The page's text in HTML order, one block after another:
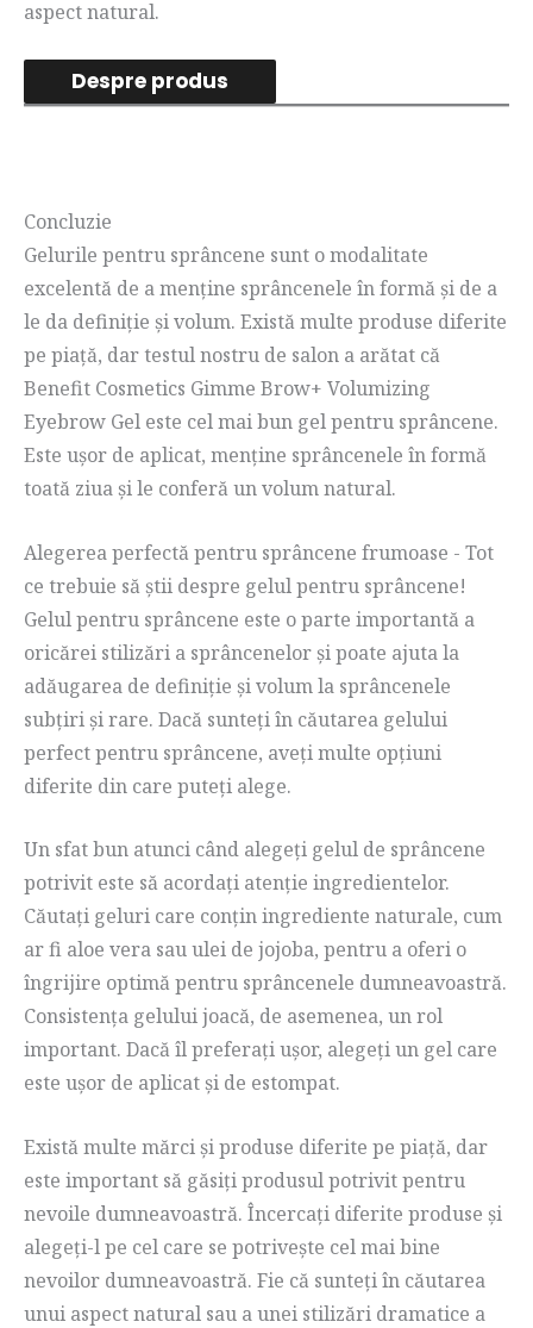
aspect natural.
Despre produs
Concluzie
Gelurile pentru sprâncene sunt o modalitate
excelentă de a menține sprâncenele în formă și de a
le da definiție și volum. Există multe produse diferite
pe piață, dar testul nostru de salon a arătat că
Benefit Cosmetics Gimme Brow+ Volumizing
Eyebrow Gel este cel mai bun gel pentru sprâncene.
Este ușor de aplicat, menține sprâncenele în formă
toată ziua și le conferă un volum natural.
Alegerea perfectă pentru sprâncene frumoase - Tot
ce trebuie să știi despre gelul pentru sprâncene!
Gelul pentru sprâncene este o parte importantă a
oricărei stilizări a sprâncenelor și poate ajuta la
adăugarea de definiție și volum la sprâncenele
subțiri și rare. Dacă sunteți în căutarea gelului
perfect pentru sprâncene, aveți multe opțiuni
diferite din care puteți alege.
Un sfat bun atunci când alegeți gelul de sprâncene
potrivit este să acordați atenție ingredientelor.
Căutați geluri care conțin ingrediente naturale, cum
ar fi aloe vera sau ulei de jojoba, pentru a oferi o
îngrijire optimă pentru sprâncenele dumneavoastră.
Consistența gelului joacă, de asemenea, un rol
important. Dacă îl preferați ușor, alegeți un gel care
este ușor de aplicat și de estompat.
Există multe mărci și produse diferite pe piață, dar
este important să găsiți produsul potrivit pentru
nevoile dumneavoastră. Încercați diferite produse și
alegeți-l pe cel care se potrivește cel mai bine
nevoilor dumneavoastră. Fie că sunteți în căutarea
unui aspect natural sau a unei stilizări dramatice a